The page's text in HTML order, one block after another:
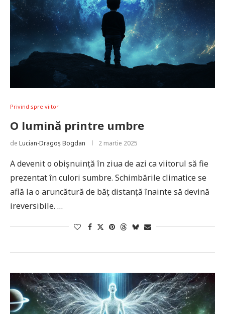
Privind spre viitor
O lumină printre umbre
de Lucian-Dragoș Bogdan 2 martie 2025
A devenit o obișnuință în ziua de azi ca viitorul să fie
prezentat în culori sumbre. Schimbările climatice se
află la o aruncătură de băț distanță înainte să devină
ireversibile. …